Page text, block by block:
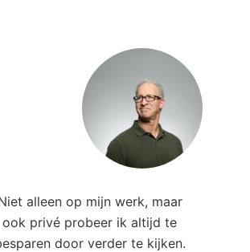
alleen op mijn werk, maar
ook privé probeer ik altijd te
door verder te kijken.